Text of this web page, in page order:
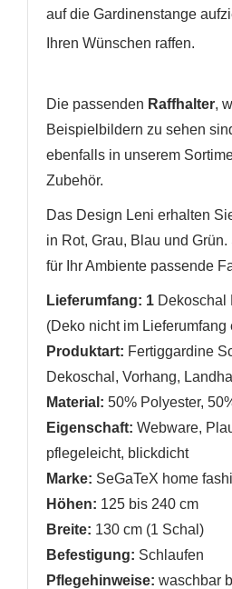
auf die Gardinenstange
Ihren Wünschen raffen.
Die passenden Raffhalter,
Beispielbildern zu sehen
ebenfalls in unserem
Zubehör.
Das Design Leni erhalten
in Rot, Grau, Blau und
für Ihr Ambiente passende
Lieferumfang: 1 Dekoschal
(Deko nicht im Lieferumfang
Produktart: Fertiggardine
Dekoschal, Vorhang,
Material: 50% Polyester,
Eigenschaft: Webware,
pflegeleicht, blickdicht
Marke: SeGaTeX home
Höhen: 125 bis 240 cm
Breite: 130 cm (1 Schal)
Befestigung: Schlaufen
Pflegehinweise: waschbar
AUF MEINE
Name der Wunschliste
Sie müssen angemeldet sein,